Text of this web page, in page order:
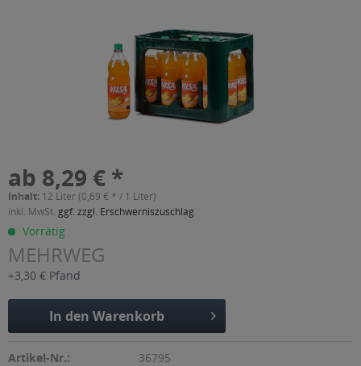
ab 8,29 € *
Inhalt: 12 Liter (0,69 € * / 1 Liter)
inkl. MwSt. ggf. zzgl. Erschwerniszuschlag
Vorrätig
MEHRWEG
+3,30 € Pfand
In den Warenkorb
Artikel-Nr.:
36795